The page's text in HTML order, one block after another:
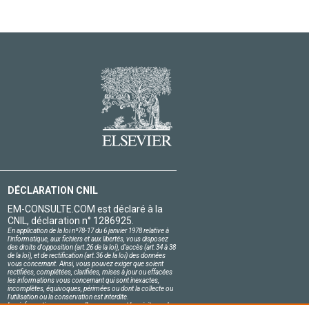
DÉCLARATION CNIL
EM-CONSULTE.COM est déclaré à la
CNIL, déclaration n° 1286925.
En application de la loi nº78-17 du 6 janvier 1978 relative à
l'informatique, aux fichiers et aux libertés, vous disposez
des droits d'opposition (art.26 de la loi), d'accès (art.34 à 38
de la loi), et de rectification (art.36 de la loi) des données
vous concernant. Ainsi, vous pouvez exiger que soient
rectifiées, complétées, clarifiées, mises à jour ou effacées
les informations vous concernant qui sont inexactes,
incomplètes, équivoques, périmées ou dont la collecte ou
l'utilisation ou la conservation est interdite.
Les informations personnelles concernant les visiteurs de